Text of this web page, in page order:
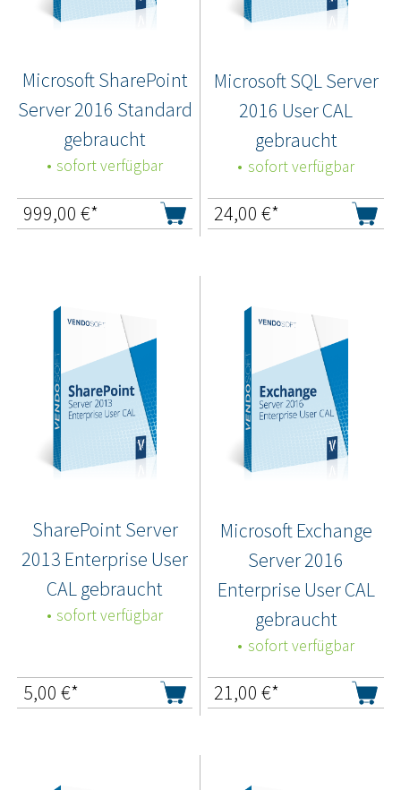
Microsoft SharePoint
Server 2016 Standard
gebraucht
sofort verfügbar
999,00 €*
Microsoft SQL Server
2016 User CAL
gebraucht
sofort verfügbar
24,00 €*
SharePoint Server
2013 Enterprise User
CAL gebraucht
sofort verfügbar
5,00 €*
Microsoft Exchange
Server 2016
Enterprise User CAL
gebraucht
sofort verfügbar
21,00 €*